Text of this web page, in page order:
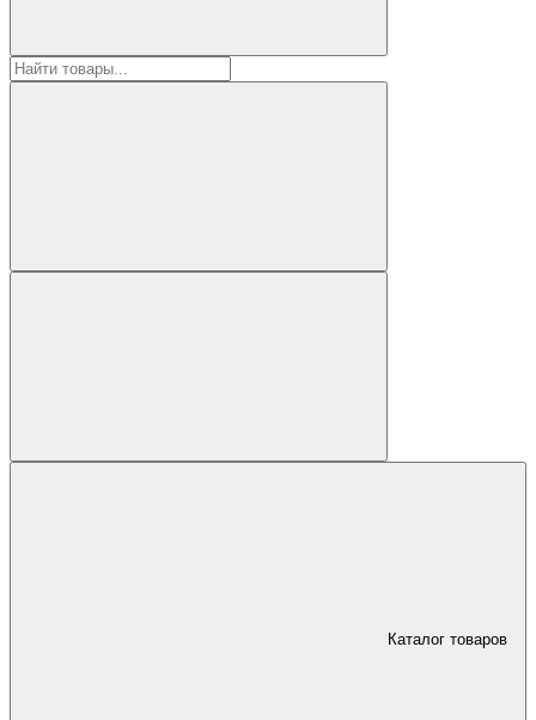
Каталог товаров